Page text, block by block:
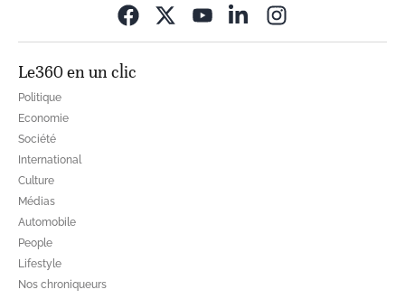
Le360 en un clic
Politique
Economie
Société
International
Culture
Médias
Automobile
People
Lifestyle
Nos chroniqueurs